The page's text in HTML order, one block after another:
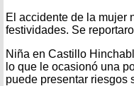
El accidente de la mujer
festividades. Se
Niña en Castillo
lo que le ocasionó una
puede presentar riesgos